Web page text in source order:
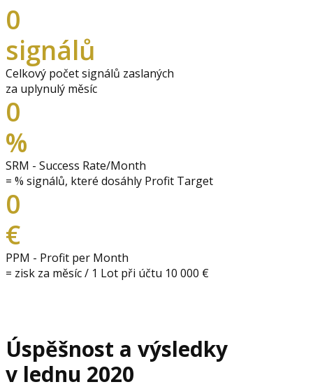
0
signálů
Celkový počet signálů zaslaných
za uplynulý měsíc
0
%
SRM - Success Rate/Month
= % signálů, které dosáhly Profit Target
0
€
PPM - Profit per Month
= zisk za měsíc / 1 Lot při účtu 10 000 €
Úspěšnost a výsledky
v lednu 2020